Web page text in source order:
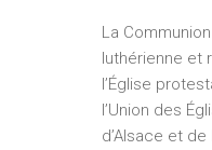
La
luthérienne et
l’Église
l’Union des
d’Alsace et